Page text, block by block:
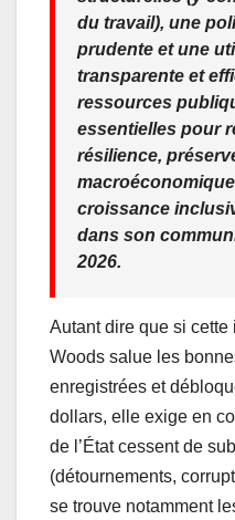
du travail), une
prudente et une
transparente et
ressources
essentielles pour
résilience,
croissance
dans son
2026.
Autant dire que si cette
Woods salue les
enregistrées et
dollars, elle exige en
de l’État cessent de
(détournements,
se trouve notamment